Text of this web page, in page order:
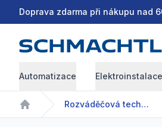
Doprava zdarma při nákupu nad
Automatizace Elektroinstalace
Home
Rozváděčová technika